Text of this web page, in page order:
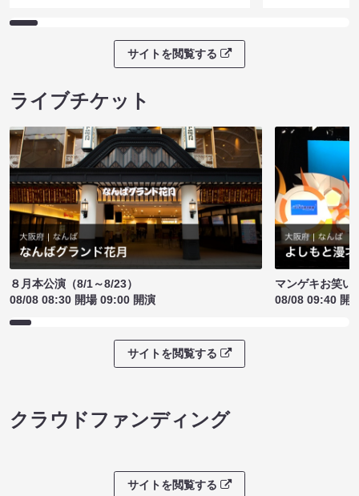
サイトを閲覧する
ライブチケット
８月本公演（8/1～8/23）
08/08 08:30 開場 09:00 開演
マンゲキお笑い
08/08 09:40 開
サイトを閲覧する
クラウドファンディング
サイトを閲覧する